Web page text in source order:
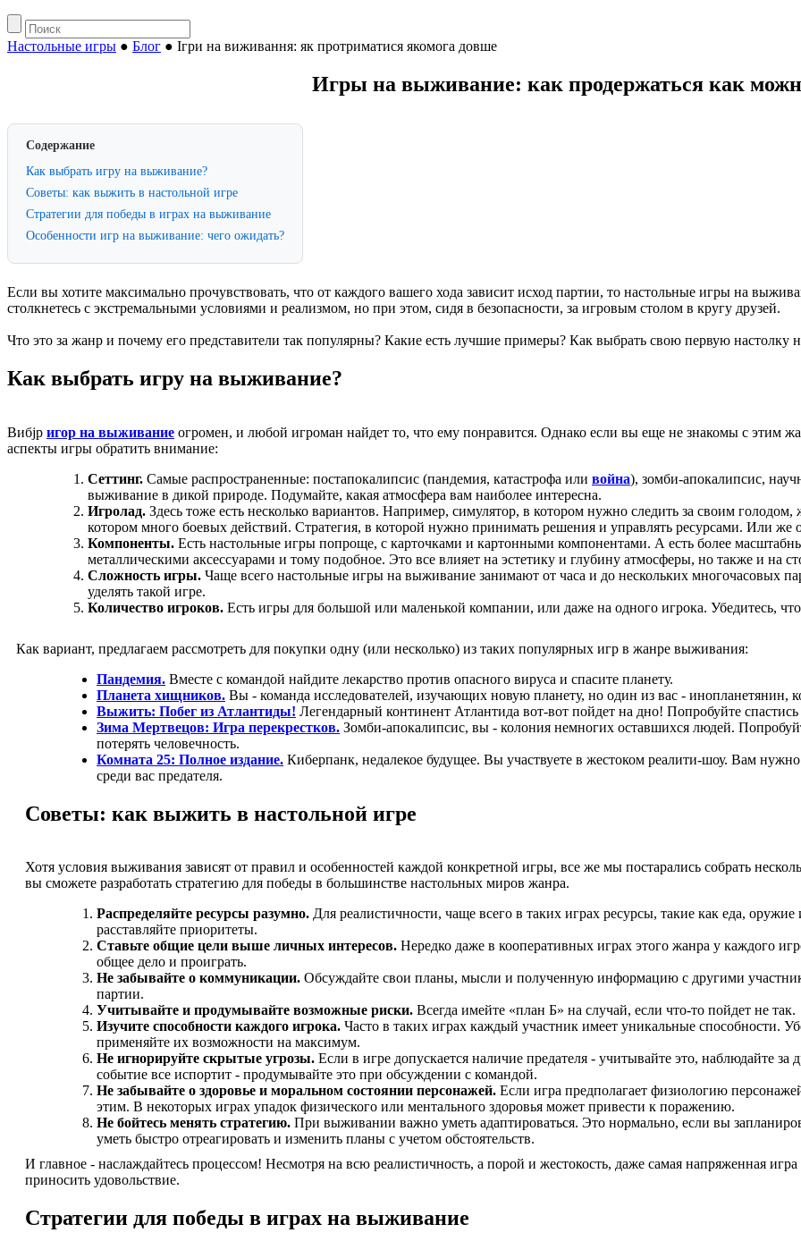
Настольные игры ● Блог ● Ігри на виживання: як протриматися якомога довше
Игры на выживание: как продержаться как
Содержание
Как выбрать игру на выживание?
Советы: как выжить в настольной игре
Стратегии для победы в играх на выживание
Особенности игр на выживание: чего ожидать?
Если вы хотите максимально прочувствовать, что от каждого вашего хода зависит исход партии, то настольные игры на
столкнетесь с экстремальными условиями и реализмом, но при этом, сидя в безопасности, за игровым столом в кругу друзей.
Что это за жанр и почему его представители так популярны? Какие есть лучшие примеры? Как выбрать свою первую
Как выбрать игру на выживание?
Вибjр игор на выживание огромен, и любой игроман найдет то, что ему понравится. Однако если вы еще не знакомы с этим
аспекты игры обратить внимание:
Сеттинг. Самые распространенные: постапокалипсис (пандемия, катастрофа или война), зомби-апокалипсис,
выживание в дикой природе. Подумайте, какая атмосфера вам наиболее интересна.
Игролад. Здесь тоже есть несколько вариантов. Например, симулятор, в котором нужно следить за своим
котором много боевых действий. Стратегия, в которой нужно принимать решения и управлять ресурсами. Или
Компоненты. Есть настольные игры попроще, с карточками и картонными компонентами. А есть более
металлическими аксессуарами и тому подобное. Это все влияет на эстетику и глубину атмосферы, но также и на
Сложность игры. Чаще всего настольные игры на выживание занимают от часа и до нескольких многочасовых
уделять такой игре.
Количество игроков. Есть игры для большой или маленькой компании, или даже на одного игрока. Убедитесь,
Как вариант, предлагаем рассмотреть для покупки одну (или несколько) из таких популярных игр в жанре выживания:
Пандемия. Вместе с командой найдите лекарство против опасного вируса и спасите планету.
Планета хищников. Вы - команда исследователей, изучающих новую планету, но один из вас - инопланетянин,
Выжить: Побег из Атлантиды! Легендарный континент Атлантида вот-вот пойдет на дно! Попробуйте
Зима Мертвецов: Игра перекрестков. Зомби-апокалипсис, вы - колония немногих оставшихся людей.
потерять человечность.
Комната 25: Полное издание. Киберпанк, недалекое будущее. Вы участвуете в жестоком реалити-шоу. Вам
среди вас предателя.
Советы: как выжить в настольной игре
Хотя условия выживания зависят от правил и особенностей каждой конкретной игры, все же мы постарались собрать
вы сможете разработать стратегию для победы в большинстве настольных миров жанра.
Распределяйте ресурсы разумно. Для реалистичности, чаще всего в таких играх ресурсы, такие как еда,
расставляйте приоритеты.
Ставьте общие цели выше личных интересов. Нередко даже в кооперативных играх этого жанра у каждого
общее дело и проиграть.
Не забывайте о коммуникации. Обсуждайте свои планы, мысли и полученную информацию с другими
партии.
Учитывайте и продумывайте возможные риски. Всегда имейте «план Б» на случай, если что-то пойдет не так.
Изучите способности каждого игрока. Часто в таких играх каждый участник имеет уникальные способности.
применяйте их возможности на максимум.
Не игнорируйте скрытые угрозы. Если в игре допускается наличие предателя - учитывайте это, наблюдайте
событие все испортит - продумывайте это при обсуждении с командой.
Не забывайте о здоровье и моральном состоянии персонажей. Если игра предполагает физиологию
этим. В некоторых играх упадок физического или ментального здоровья может привести к поражению.
Не бойтесь менять стратегию. При выживании важно уметь адаптироваться. Это нормально, если вы
уметь быстро отреагировать и изменить планы с учетом обстоятельств.
И главное - наслаждайтесь процессом! Несмотря на всю реалистичность, а порой и жестокость, даже самая напряженная
приносить удовольствие.
Стратегии для победы в играх на выживание